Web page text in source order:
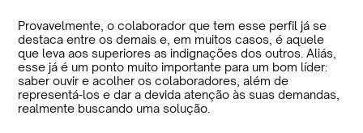
Provavelmente, o colaborador que tem esse perfil já se
destaca entre os demais e, em muitos casos, é aquele
que leva aos superiores as indignações dos outros. Aliás,
esse já é um ponto muito importante para um bom líder:
saber ouvir e acolher os colaboradores, além de
representá-los e dar a devida atenção às suas demandas,
realmente buscando uma solução.